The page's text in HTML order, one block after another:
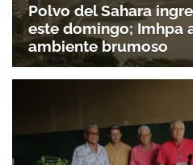
Polvo del Sahara
este domingo; Imhpa
ambiente brumoso